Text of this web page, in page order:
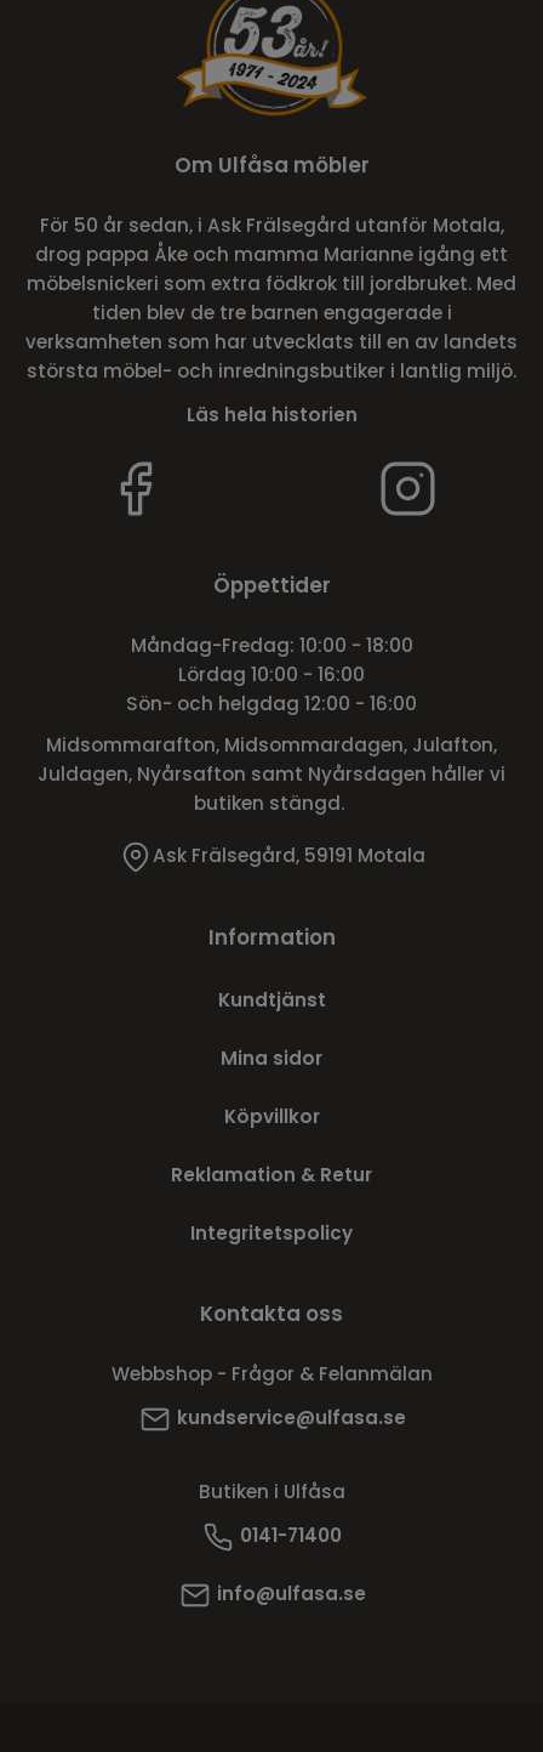
Om Ulfåsa möbler
För 50 år sedan, i Ask Frälsegård utanför Motala,
drog pappa Åke och mamma Marianne igång ett
möbelsnickeri som extra födkrok till jordbruket. Med
tiden blev de tre barnen engagerade i
verksamheten som har utvecklats till en av landets
största möbel- och inredningsbutiker i lantlig miljö.
Läs hela historien
Öppettider
Måndag-Fredag: 10:00 - 18:00
Lördag 10:00 - 16:00
Sön- och helgdag 12:00 - 16:00
Midsommarafton, Midsommardagen, Julafton,
Juldagen, Nyårsafton samt Nyårsdagen håller vi
butiken stängd.
Ask Frälsegård, 59191 Motala
Information
Kundtjänst
Mina sidor
Köpvillkor
Reklamation & Retur
Integritetspolicy
Kontakta oss
Webbshop - Frågor & Felanmälan
kundservice@ulfasa.se
Butiken i Ulfåsa
0141-71400
info@ulfasa.se